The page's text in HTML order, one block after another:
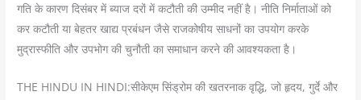
गति के कारण दिसंबर में ब्याज दरों में कटौती की उम्मीद नहीं है। नीति निर्माताओं को
कर कटौती या बेहतर खाद्य प्रबंधन जैसे राजकोषीय साधनों का उपयोग करके
मुद्रास्फीति और उपभोग की चुनौती का समाधान करने की आवश्यकता है।
THE HINDU IN HINDI:सीकेएम सिंड्रोम की खतरनाक वृद्धि, जो हृदय, गुर्दे और